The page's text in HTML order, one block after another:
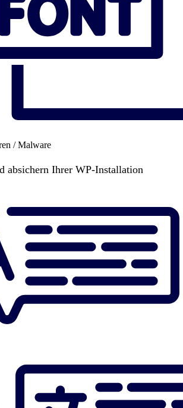
/ Malware
absichern Ihrer WP-Installation